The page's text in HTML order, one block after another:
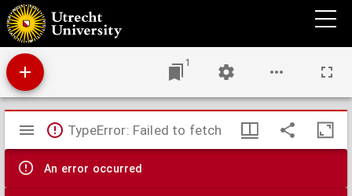
De rassengeschiedenis der Nederlandsche hoenders : tweede en derde deel
1
Mirador
viewer
TypeError: Failed to fetch
An error occurred